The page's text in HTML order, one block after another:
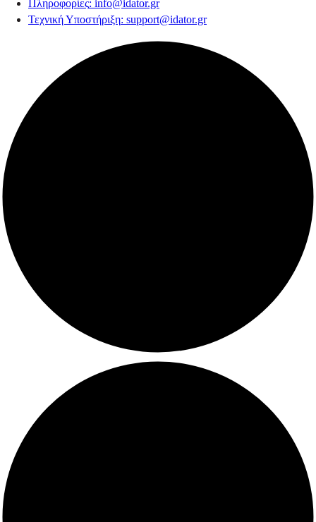
Πληροφορίες: info@idator.gr
Τεχνική Υποστήριξη: support@idator.gr